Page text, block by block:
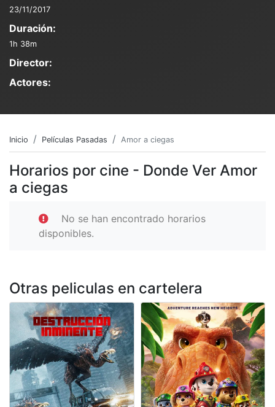
23/11/2017
Duración:
1h 38m
Director:
Actores:
Inicio Películas Pasadas Amor a ciegas
Horarios por cine - Donde Ver Amor
a ciegas
No se han encontrado horarios
disponibles.
Otras peliculas en cartelera